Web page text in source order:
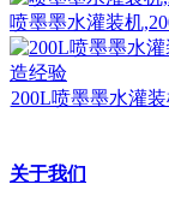
喷墨墨水灌装机
200L喷墨墨水灌
关于我们